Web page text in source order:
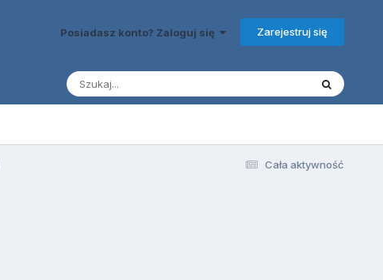
Posiadasz konto? Zaloguj się Zarejestruj się
Cała aktywność